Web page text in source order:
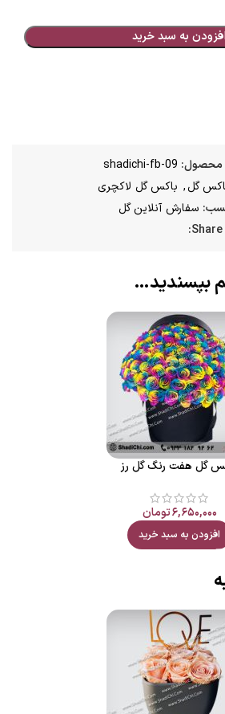
به سبد خرید
محصول: shadichi-fb-09
گل, باکس گل لاکچری
سفارش آنلاین گل
Share:
بپسندید…
گل هفت رنگ گل رز
۶,۶۵۰,۰۰۰تومان
افزودن به سبد خرید